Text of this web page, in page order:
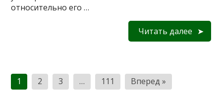
относительно его …
Читать далее
Пагинация
1 2 3 … 111 Вперед »